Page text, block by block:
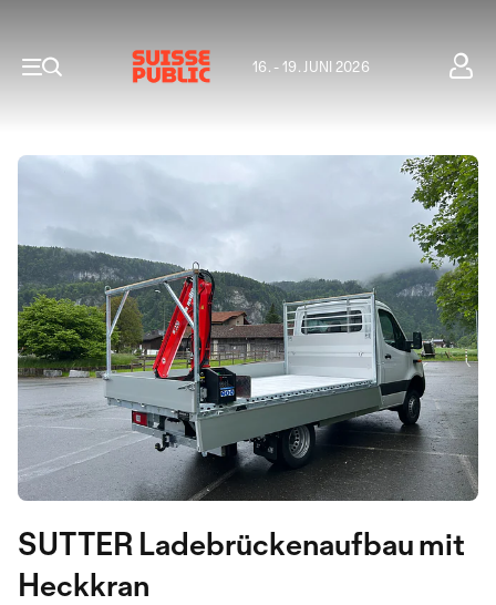
16. - 19. JUNI 2026
SUTTER Ladebrückenaufbau mit
Heckkran